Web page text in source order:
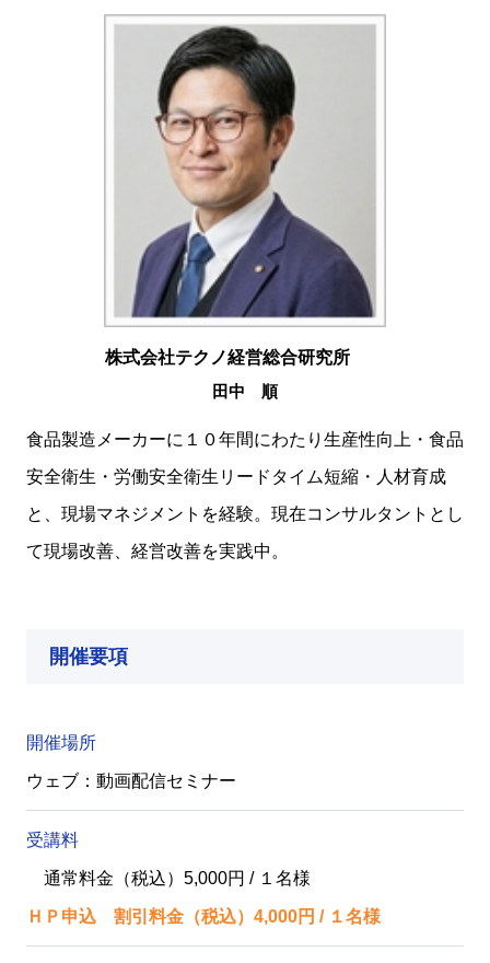
株式会社テクノ経営総合研究所
田中 順
食品製造メーカーに１０年間にわたり生産性向上・食品
安全衛生・労働安全衛生リードタイム短縮・人材育成
と、現場マネジメントを経験。現在コンサルタントとし
て現場改善、経営改善を実践中。
開催要項
開催場所
ウェブ：動画配信セミナー
受講料
通常料金（税込）5,000円 / １名様
ＨＰ申込 割引料金（税込）4,000円 / １名様